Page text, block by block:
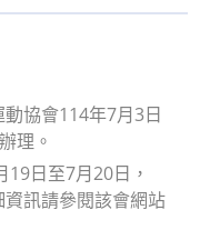
協會114年7月3日
理。
日至7月20日，
訊請參閱該會網站